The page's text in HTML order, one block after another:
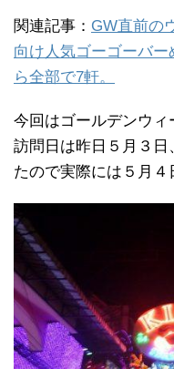
関連記事： GW直前の
向け人気ゴーゴーバ
ら全部で7軒。
今回はゴールデンウィ
訪問日は昨日５月３
たので実際には５月４